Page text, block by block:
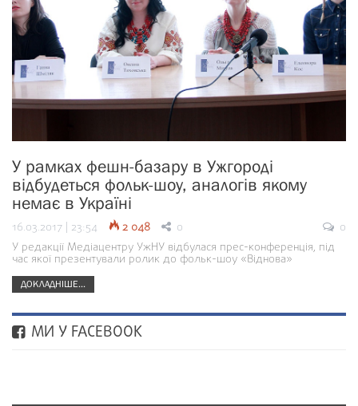
У рамках фешн-базару в Ужгороді
відбудеться фольк-шоу, аналогів якому
немає в Україні
16.03.2017 | 23:54 2 048 0
0
У редакції Медіацентру УжНУ відбулася прес-конференція, під
час якої презентували ролик до фольк-шоу «Віднова»
ДОКЛАДНІШЕ...
МИ У FACEBOOK